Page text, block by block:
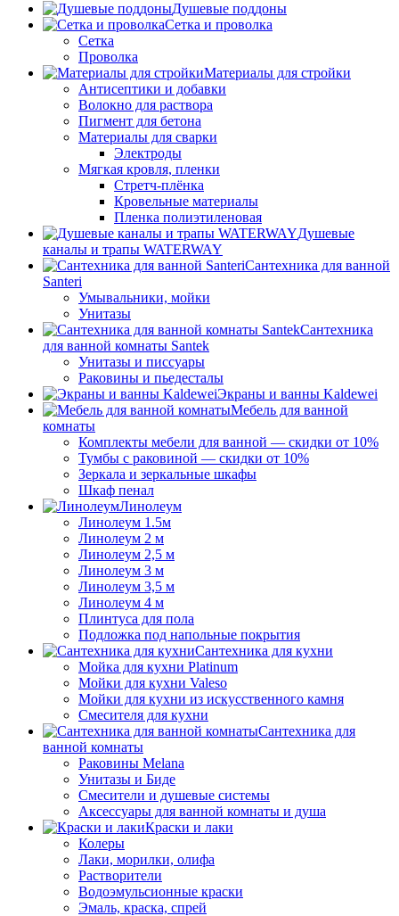
Душевые поддоны
Сетка и проволка
Сетка
Проволка
Материалы для стройки
Антисептики и добавки
Волокно для раствора
Пигмент для бетона
Материалы для сварки
Электроды
Мягкая кровля, пленки
Стретч-плёнка
Кровельные материалы
Пленка полиэтиленовая
Душевые
каналы и трапы WATERWAY
Сантехника для ванной
Santeri
Умывальники, мойки
Унитазы
Сантехника
для ванной комнаты Santek
Унитазы и писсуары
Раковины и пьедесталы
Экраны и ванны Kaldewei
Мебель для ванной
комнаты
Комплекты мебели для ванной — скидки от 10%
Тумбы с раковиной — скидки от 10%
Зеркала и зеркальные шкафы
Шкаф пенал
Линолеум
Линолеум 1.5м
Линолеум 2 м
Линолеум 2,5 м
Линолеум 3 м
Линолеум 3,5 м
Линолеум 4 м
Плинтуса для пола
Подложка под напольные покрытия
Сантехника для кухни
Мойка для кухни Platinum
Мойки для кухни Valeso
Мойки для кухни из искусственного камня
Смесителя для кухни
Сантехника для
ванной комнаты
Раковины Melana
Унитазы и Биде
Смесители и душевые системы
Аксессуары для ванной комнаты и душа
Краски и лаки
Колеры
Лаки, морилки, олифа
Растворители
Водоэмульсионные краски
Эмаль, краска, спрей